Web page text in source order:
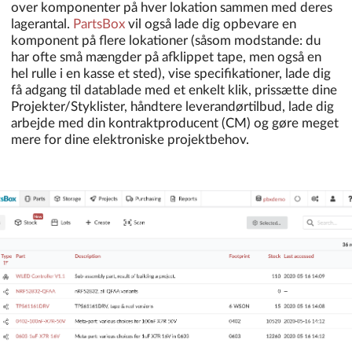
over komponenter på hver lokation sammen med deres
lagerantal. PartsBox vil også lade dig opbevare en
komponent på flere lokationer (såsom modstande: du
har ofte små mængder på afklippet tape, men også en
hel rulle i en kasse et sted), vise specifikationer, lade dig
få adgang til datablade med et enkelt klik, prissætte dine
Projekter/Styklister, håndtere leverandørtilbud, lade dig
arbejde med din kontraktproducent (CM) og gøre meget
mere for dine elektroniske projektbehov.